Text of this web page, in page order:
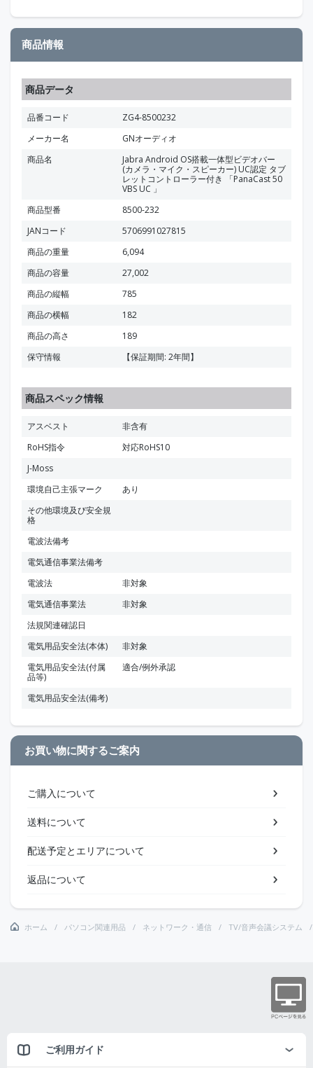
商品情報
商品データ
品番コード
ZG4-8500232
メーカー名
GNオーディオ
商品名
Jabra Android OS搭載一体型ビデオバー
(カメラ・マイク・スピーカー) UC認定 タブ
レットコントローラー付き 「PanaCast 50
VBS UC 」
商品型番
8500-232
JANコード
5706991027815
商品の重量
6,094
商品の容量
27,002
商品の縦幅
785
商品の横幅
182
商品の高さ
189
保守情報
【保証期間: 2年間】
商品スペック情報
アスベスト
非含有
RoHS指令
対応RoHS10
J-Moss
環境自己主張マーク
あり
その他環境及び安全規
格
電波法備考
電気通信事業法備考
電波法
非対象
電気通信事業法
非対象
法規関連確認日
電気用品安全法(本体)
非対象
電気用品安全法(付属
品等)
適合/例外承認
電気用品安全法(備考)
お買い物に関するご案内
ご購入について
送料について
配送予定とエリアについて
返品について
ホーム パソコン関連用品 ネットワーク・通信 TV/音声会議システム
ご利用ガイド